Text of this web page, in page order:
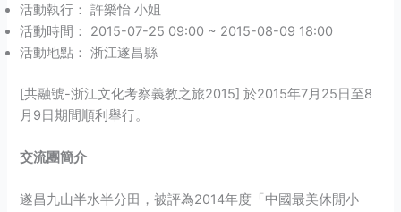
活動執行： 許樂怡 小姐
活動時間： 2015-07-25 09:00 ~ 2015-08-09 18:00
活動地點： 浙江遂昌縣
[共融號-浙江文化考察義教之旅2015] 於2015年7月25日至8
月9日期間順利舉行。
交流團簡介
遂昌九山半水半分田，被評為2014年度「中國最美休閒小